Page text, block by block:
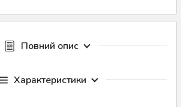
Повний опис
Характеристики